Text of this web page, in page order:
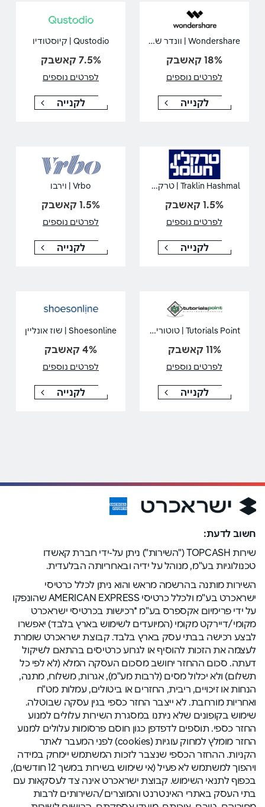
Wondershare | וונדר שייר
18% קאשבק
לפרטים נוספים
לקנייה
Qustodio | קיוסטודיו
7.5% קאשבק
לפרטים נוספים
לקנייה
Traklin Hashmal | טרקלין חשמל
1.5% קאשבק
לפרטים נוספים
לקנייה
Vrbo | וירבו
1.5% קאשבק
לפרטים נוספים
לקנייה
Tutorials Point | טוטוריאלס פוינט
11% קאשבק
לפרטים נוספים
לקנייה
Shoesonline | שוז אונליין
4% קאשבק
לפרטים נוספים
לקנייה
חשוב לדעת:
שירות TOPCASH ("השירות") ניתן על-ידי חברת קאשדו
טכנולוגיות בע"מ, מנוהל על ידיה ובאחריותה הבלעדית.
השירות מותנה בהרשמה מראש והוא ניתן לכלל כרטיסי
ישראכרט בע"מ ולכלל כרטיסי AMERICAN EXPRESS שהונפקו
על ידי פרימיום אקספרס בע"מ *רכישות בכרטיסי ישראכרט
מקומי/דיירקט מקומי (המיועדים לשימוש בארץ בלבד) יאפשרו
לבצע רכישה בבתי עסק בארץ בלבד. קבוצת ישראכרט שומרת
לעצמה את הזכות להוסיף או לגרוע כרטיסים בהתאם לשיקול
דעתה. סכום ההחזר יחושב מסכום העסקה המלא (לא לפי כל
תשלום) ולא יכלול מסים (לרבות מע"מ), אגרות, משלוח, מתנה,
הנחות או זיכויים, ריבית, החזרים או ביטולים, עמלות מט"ח
ואחריות מורחבת. לא ייצבר החזר כספי בגין עסקה שבוטלה.
שימוש בקופונים שלא ניתנו במסגרת השירות עלולים למנוע
החזר כספי. תוספים לדפדפן כגון חוסם פרסומות עלולים למנוע
החזר מומלץ למחוק עוגיות (cookies) לפני המעבר לאתר
הקניות. ההחזר הכספי שנצבר לזכות המשתמש יימחק במידה
ויהפוך למשתמש לא פעיל (אי שימוש בשירות במשך 12 חודשים),
בכפוף לתנאי השימוש. קבוצת ישראכרט אינה צד לעסקאות עם
בתי העסק באתרי האינטרנט והמוצרים/השירותים לרבות